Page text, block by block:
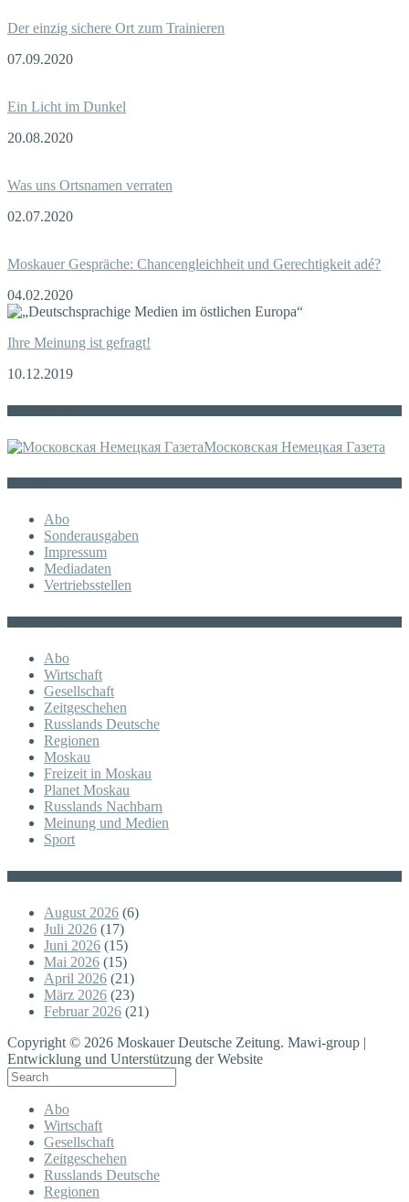
Der einzig sichere Ort zum Trainieren
07.09.2020
Ein Licht im Dunkel
20.08.2020
Was uns Ortsnamen verraten
02.07.2020
Moskauer Gespräche: Chancengleichheit und Gerechtigkeit adé?
04.02.2020
Ihre Meinung ist gefragt!
10.12.2019
Московская Немецкая Газета
Abo
Sonderausgaben
Impressum
Mediadaten
Vertriebsstellen
Abo
Wirtschaft
Gesellschaft
Zeitgeschehen
Russlands Deutsche
Regionen
Moskau
Freizeit in Moskau
Planet Moskau
Russlands Nachbarn
Meinung und Medien
Sport
August 2026 (6)
Juli 2026 (17)
Juni 2026 (15)
Mai 2026 (15)
April 2026 (21)
März 2026 (23)
Februar 2026 (21)
Copyright © 2026 Moskauer Deutsche Zeitung. Mawi-group |
Entwicklung und Unterstützung der Website
Abo
Wirtschaft
Gesellschaft
Zeitgeschehen
Russlands Deutsche
Regionen